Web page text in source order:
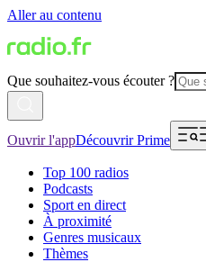
Aller au contenu
Que souhaitez-vous écouter ?
Ouvrir l'appDécouvrir Prime
Top 100 radios
Podcasts
Sport en direct
À proximité
Genres musicaux
Thèmes